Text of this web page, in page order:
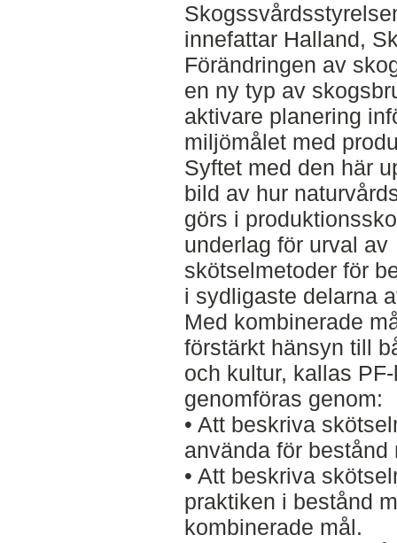
innefattar Halland,
Förändringen av
en ny typ av
aktivare planering
miljömålet med
Syftet med den här
bild av hur
görs i
underlag för urval av
skötselmetoder för
i sydligaste delarna
Med kombinerade
förstärkt hänsyn till
och kultur, kallas
genomföras genom:
• Att beskriva
använda för bestånd
• Att beskriva
praktiken i bestånd
kombinerade mål.